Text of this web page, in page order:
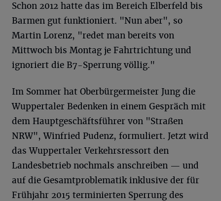
Schon 2012 hatte das im Bereich Elberfeld bis
Barmen gut funktioniert. "Nun aber", so
Martin Lorenz, "redet man bereits von
Mittwoch bis Montag je Fahrtrichtung und
ignoriert die B7-Sperrung völlig."
Im Sommer hat Oberbürgermeister Jung die
Wuppertaler Bedenken in einem Gespräch mit
dem Hauptgeschäftsführer von "Straßen
NRW", Winfried Pudenz, formuliert. Jetzt wird
das Wuppertaler Verkehrsressort den
Landesbetrieb nochmals anschreiben — und
auf die Gesamtproblematik inklusive der für
Frühjahr 2015 terminierten Sperrung des